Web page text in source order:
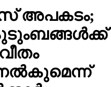
അപകടം;